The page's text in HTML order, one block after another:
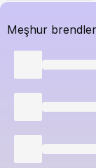
Meşhur brendler